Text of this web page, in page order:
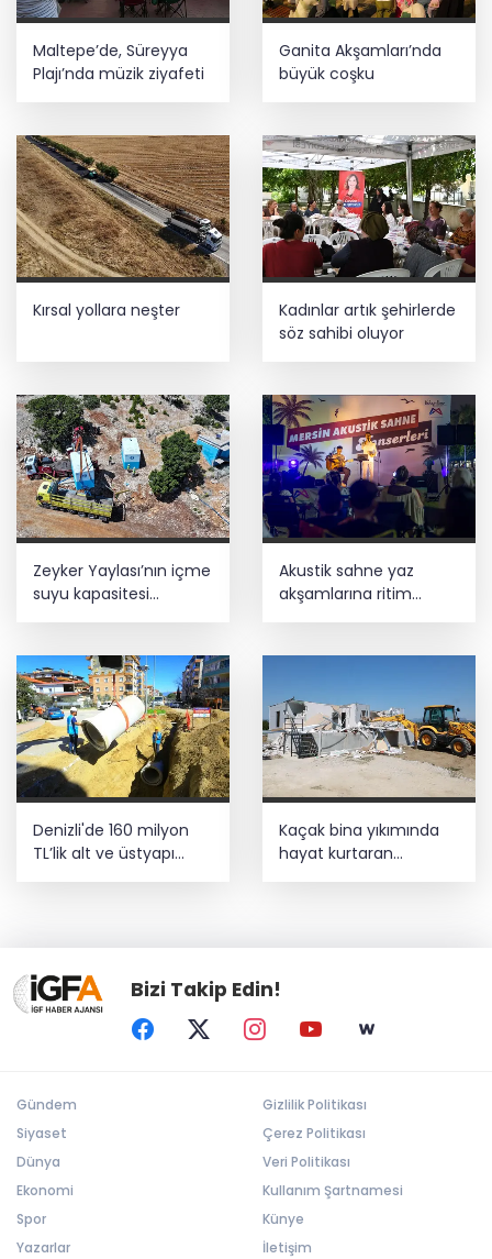
Maltepe’de, Süreyya
Plajı’nda müzik ziyafeti
Ganita Akşamları’nda
büyük coşku
Kırsal yollara neşter
Kadınlar artık şehirlerde
söz sahibi oluyor
Zeyker Yaylası’nın içme
suyu kapasitesi
Akustik sahne yaz
akşamlarına ritim
Denizli'de 160 milyon
TL’lik alt ve üstyapı
yatırımı
Kaçak bina yıkımında
hayat kurtaran
müdahale
Bizi Takip Edin!
Gündem
Siyaset
Dünya
Ekonomi
Spor
Yazarlar
Gizlilik Politikası
Çerez Politikası
Veri Politikası
Kullanım Şartnamesi
Künye
İletişim